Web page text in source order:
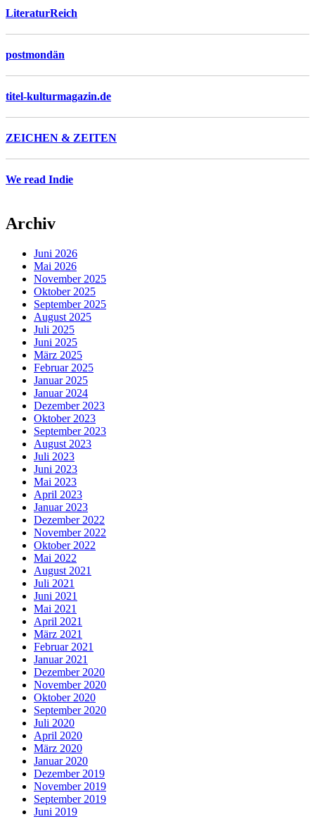
LiteraturReich
postmondän
titel-kulturmagazin.de
ZEICHEN & ZEITEN
We read Indie
Archiv
Juni 2026
Mai 2026
November 2025
Oktober 2025
September 2025
August 2025
Juli 2025
Juni 2025
März 2025
Februar 2025
Januar 2025
Januar 2024
Dezember 2023
Oktober 2023
September 2023
August 2023
Juli 2023
Juni 2023
Mai 2023
April 2023
Januar 2023
Dezember 2022
November 2022
Oktober 2022
Mai 2022
August 2021
Juli 2021
Juni 2021
Mai 2021
April 2021
März 2021
Februar 2021
Januar 2021
Dezember 2020
November 2020
Oktober 2020
September 2020
Juli 2020
April 2020
März 2020
Januar 2020
Dezember 2019
November 2019
September 2019
Juni 2019